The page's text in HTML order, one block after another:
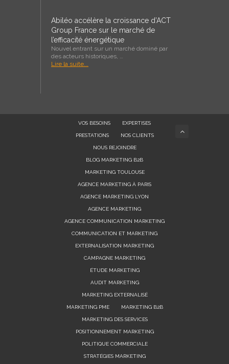
Abiléo accélère la croissance d’ACT
Group France sur le marché de
l’efficacité énergétique
Nouvel entrant sur un marché dominé par
des acteurs historiques, …
Lire la suite...
VOS BESOINS EXPERTISES
PRESTATIONS NOS CLIENTS
NOUS REJOINDRE
BLOG MARKETING B2B
MARKETING TOULOUSE
AGENCE MARKETING À PARIS
AGENCE MARKETING LYON
AGENCE MARKETING
AGENCE COMMUNICATION MARKETING
COMMUNICATION ET MARKETING
EXTERNALISATION MARKETING
CAMPAGNE MARKETING
ÉTUDE MARKETING
AUDIT MARKETING
MARKETING EXTERNALISÉ
MARKETING PME MARKETING B2B
MARKETING DES SERVICES
POSITIONNEMENT MARKETING
POLITIQUE COMMERCIALE
STRATÉGIES MARKETING